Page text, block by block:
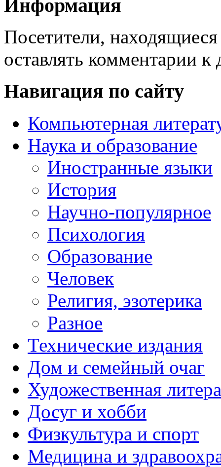
Информация
Посетители,
оставлять комментарии к
Навигация по сайту
Компьютерная
Наука и образование
Иностранные языки
История
Научно-популярное
Психология
Образование
Человек
Религия, эзотерика
Разное
Технические издания
Дом и семейный очаг
Художественная
Досуг и хобби
Физкультура и спорт
Медицина и